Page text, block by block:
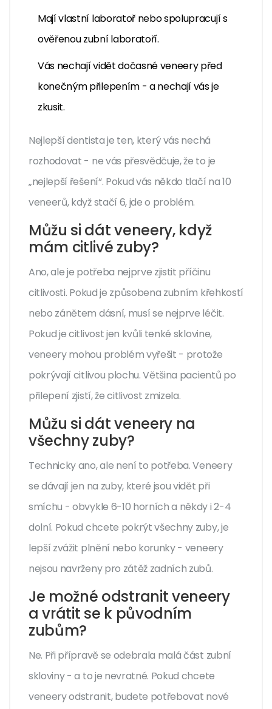
Mají vlastní laboratoř nebo spolupracují s
ověřenou zubní laboratoří.
Vás nechají vidět dočasné veneery před
konečným přilepením - a nechají vás je
zkusit.
Nejlepší dentista je ten, který vás nechá
rozhodovat - ne vás přesvědčuje, že to je
„nejlepší řešení“. Pokud vás někdo tlačí na 10
veneerů, když stačí 6, jde o problém.
Můžu si dát veneery, když
mám citlivé zuby?
Ano, ale je potřeba nejprve zjistit příčinu
citlivosti. Pokud je způsobena zubním křehkostí
nebo zánětem dásní, musí se nejprve léčit.
Pokud je citlivost jen kvůli tenké sklovine,
veneery mohou problém vyřešit - protože
pokrývají citlivou plochu. Většina pacientů po
přilepení zjistí, že citlivost zmizela.
Můžu si dát veneery na
všechny zuby?
Technicky ano, ale není to potřeba. Veneery
se dávají jen na zuby, které jsou vidět při
smíchu - obvykle 6-10 horních a někdy i 2-4
dolní. Pokud chcete pokrýt všechny zuby, je
lepší zvážit plnění nebo korunky - veneery
nejsou navrženy pro zátěž zadních zubů.
Je možné odstranit veneery
a vrátit se k původním
zubům?
Ne. Při přípravě se odebrala malá část zubní
skloviny - a to je nevratné. Pokud chcete
veneery odstranit, budete potřebovat nové